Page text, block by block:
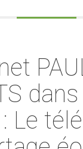
Le